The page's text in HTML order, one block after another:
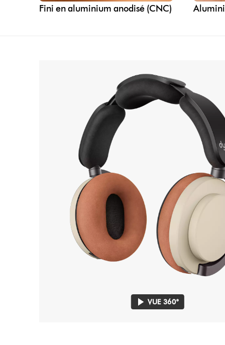
Fini en aluminium anodisé (CNC)
VUE 360°